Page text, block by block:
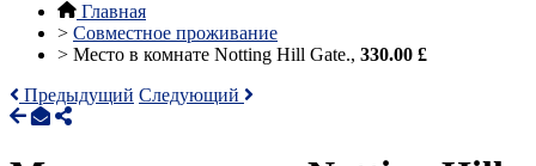
Главная
> Совместное проживание
> Место в комнате Notting Hill Gate., 330.00 £
Предыдущий Следующий